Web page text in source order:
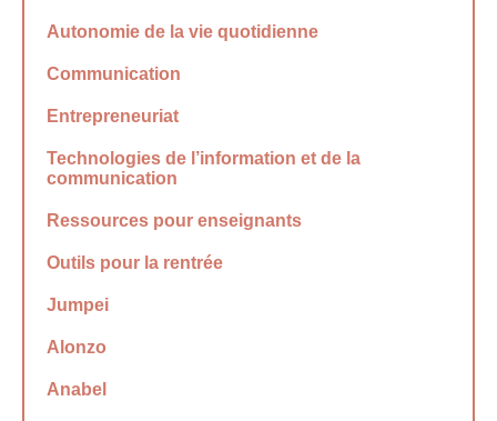
Autonomie de la vie quotidienne
Communication
Entrepreneuriat
Technologies de l’information et de la
communication
Ressources pour enseignants
Outils pour la rentrée
Jumpei
Alonzo
Anabel